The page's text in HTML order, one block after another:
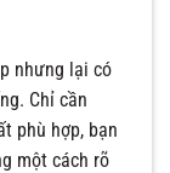
nhưng lại có
Chỉ cần
phù hợp, bạn
một cách rõ